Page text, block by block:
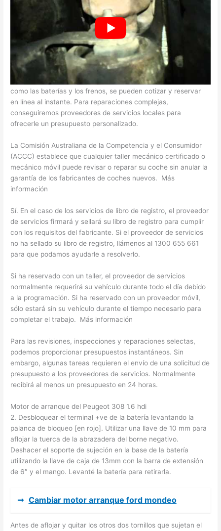
Peugeot 407 1.6 hdi motor de arranque sustitución
Las revisiones, las inspecciones y las reparaciones menores,
como las baterías y los frenos, se pueden cotizar y reservar
en línea al instante. Para reparaciones complejas,
conseguiremos proveedores de servicios locales para
ofrecerle un presupuesto personalizado.
La Comisión Australiana de la Competencia y el Consumidor
(ACCC) establece que cualquier taller mecánico certificado o
mecánico móvil puede revisar o reparar su coche sin anular la
garantía de los fabricantes de coches nuevos. Más
información
Sí. En el caso de los servicios de libro de registro, el proveedor
de servicios firmará y sellará su libro de registro para cumplir
con los requisitos del fabricante. Si el proveedor de servicios
no ha sellado su libro de registro, llámenos al 1300 655 661
para que podamos ayudarle a resolverlo.
Si ha reservado con un taller, el proveedor de servicios
normalmente requerirá su vehículo durante todo el día debido
a la programación. Si ha reservado con un proveedor móvil,
sólo estará sin su vehículo durante el tiempo necesario para
completar el trabajo. Más información
Para las revisiones, inspecciones y reparaciones selectas,
podemos proporcionar presupuestos instantáneos. Sin
embargo, algunas tareas requieren el envío de una solicitud de
presupuesto a los proveedores de servicios. Normalmente
recibirá al menos un presupuesto en 24 horas.
Motor de arranque del Peugeot 308 1.6 hdi
2. Desbloquear el terminal +ve de la batería levantando la
palanca de bloqueo [en rojo]. Utilizar una llave de 10 mm para
aflojar la tuerca de la abrazadera del borne negativo.
Deshacer el soporte de sujeción en la base de la batería
utilizando la llave de caja de 13mm con la barra de extensión
de 6″ y el mango. Levanté la batería para retirarla.
➞ Cambiar motor arranque ford mondeo
Antes de aflojar y quitar los otros dos tornillos que sujetan el